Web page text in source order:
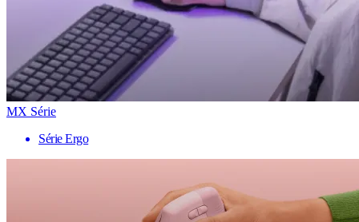
MX Série
Série Ergo